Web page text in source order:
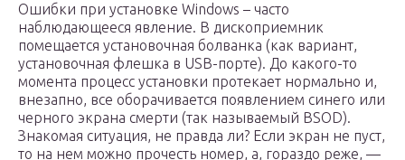
Ошибки при установке Windows – часто
наблюдающееся явление. В дископриемник
помещается установочная болванка (как вариант,
установочная флешка в USB-порте). До какого-то
момента процесс установки протекает нормально и,
внезапно, все оборачивается появлением синего или
черного экрана смерти (так называемый BSOD).
Знакомая ситуация, не правда ли? Если экран не пуст,
то на нем можно прочесть номер, а, гораздо реже, —